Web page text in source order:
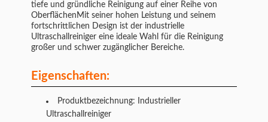
tiefe und gründliche Reinigung auf einer Reihe von
OberflächenMit seiner hohen Leistung und seinem
fortschrittlichen Design ist der industrielle
Ultraschallreiniger eine ideale Wahl für die Reinigung
großer und schwer zugänglicher Bereiche.
Eigenschaften:
Produktbezeichnung: Industrieller
Ultraschallreiniger